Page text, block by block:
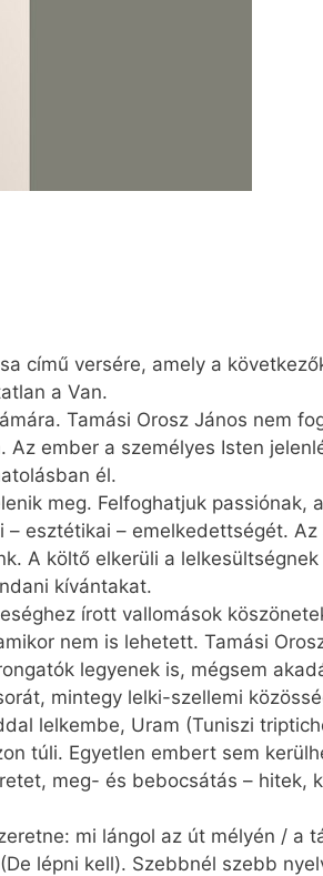
című versére, amely a
a Van.
Tamási Orosz János nem
ember a személyes Isten
él.
meg. Felfoghatjuk passiónak,
esztétikai – emelkedettségét.
A költő elkerüli a
kívántakat.
írott vallomások
nem is lehetett. Tamási
legyenek is, mégsem
mintegy lelki-szellemi
lelkembe, Uram (Tuniszi
túli. Egyetlen embert sem
meg- és bebocsátás – hitek,
mi lángol az út mélyén / a
lépni kell). Szebbnél szebb